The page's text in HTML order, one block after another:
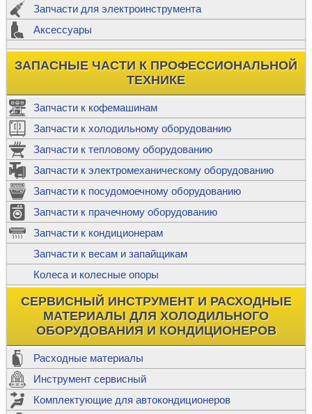
Запчасти для электроинструмента
Аксессуары
ЗАПАСНЫЕ ЧАСТИ К ПРОФЕССИОНАЛЬНОЙ
ТЕХНИКЕ
Запчасти к кофемашинам
Запчасти к холодильному оборудованию
Запчасти к тепловому оборудованию
Запчасти к электромеханическому оборудованию
Запчасти к посудомоечному оборудованию
Запчасти к прачечному оборудованию
Запчасти к кондиционерам
Запчасти к весам и запайщикам
Колеса и колесные опоры
СЕРВИСНЫЙ ИНСТРУМЕНТ И РАСХОДНЫЕ
МАТЕРИАЛЫ ДЛЯ ХОЛОДИЛЬНОГО
ОБОРУДОВАНИЯ И КОНДИЦИОНЕРОВ
Расходные материалы
Инструмент сервисный
Комплектующие для автокондиционеров